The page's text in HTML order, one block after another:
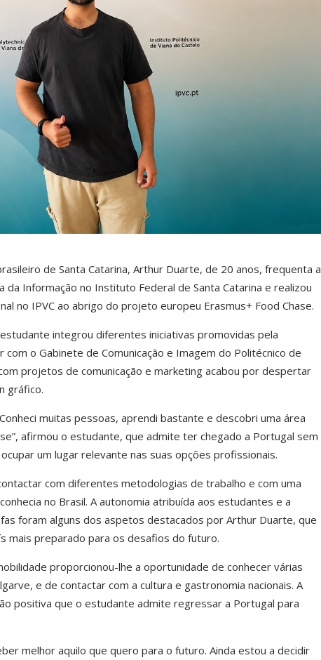
de Santa Catarina, Arthur Duarte, de 20 anos, frequenta a
da Informação no Instituto Federal de Santa Catarina e realizou
no IPVC ao abrigo do projeto europeu Erasmus+ Food Chase.
integrou diferentes iniciativas promovidas pela
o Gabinete de Comunicação e Imagem do Politécnico de
projetos de comunicação e marketing acabou por despertar
gráfico.
muitas pessoas, aprendi bastante e descobri uma área
afirmou o estudante, que admite ter chegado a Portugal sem
um lugar relevante nas suas opções profissionais.
com diferentes metodologias de trabalho e com uma
no Brasil. A autonomia atribuída aos estudantes e a
foram alguns dos aspetos destacados por Arthur Duarte, que
mais preparado para os desafios do futuro.
proporcionou-lhe a oportunidade de conhecer várias
e de contactar com a cultura e gastronomia nacionais. A
positiva que o estudante admite regressar a Portugal para
melhor aquilo que quero para o futuro. Ainda estou a decidir